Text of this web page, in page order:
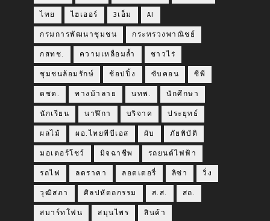
ไทย ไฮเออร์ 3เอ็ม AI
กรมการพัฒนาชุมชน กระทรวงพาณิชย์
กสทช. ความเหลื่อมล้ำ ชาวไร่
ชุมชนล้อมรักษ์ ช้อปปิ้ง ซับคอน ซีพี
ตชด. ทางม้าลาย นทพ. นักศึกษา
นักเรียน นาฬิกา บริจาค ประยุทธ์
ผลไม้ ผอ.ไทยพีบีเอส ผับ ภัยพิบัติ
มอเตอร์โชว์ มิจฉาชีพ รถยนต์ไฟฟ้า
รถไฟ ลดราคา ลอตเตอรี่ ลิซ่า วิ่ง
วุฒิสภา ศิลปหัตถกรรม ส.ส. สถ.
สมาร์ทโฟน สมุนไพร สินค้า